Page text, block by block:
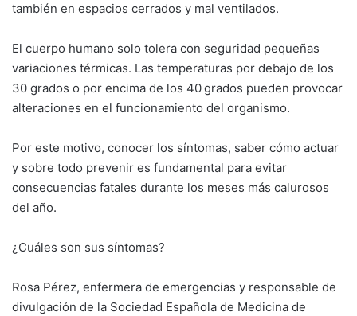
también en espacios cerrados y mal ventilados.
El cuerpo humano solo tolera con seguridad pequeñas
variaciones térmicas. Las temperaturas por debajo de los
30 grados o por encima de los 40 grados pueden provocar
alteraciones en el funcionamiento del organismo.
Por este motivo, conocer los síntomas, saber cómo actuar
y sobre todo prevenir es fundamental para evitar
consecuencias fatales durante los meses más calurosos
del año.
¿Cuáles son sus síntomas?
Rosa Pérez, enfermera de emergencias y responsable de
divulgación de la Sociedad Española de Medicina de